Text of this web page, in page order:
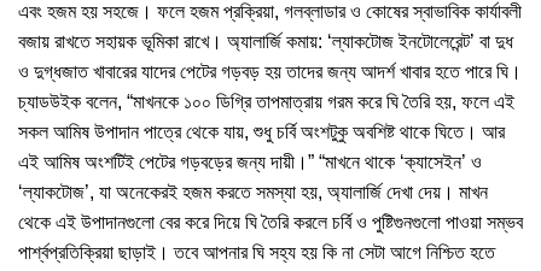
এবং হজম হয় সহজে। ফলে হজম প্রক্রিয়া, গলব্লাডার ও কোষের স্বাভাবিক কার্যাবলী
বজায় রাখতে সহায়ক ভূমিকা রাখে। অ্যালার্জি কমায়: ‘ল্যাকটোজ ইনটোলেরেন্ট’ বা দুধ
ও দুগ্ধজাত খাবারের যাদের পেটের গড়বড় হয় তাদের জন্য আদর্শ খাবার হতে পারে ঘি।
চ্যাডউইক বলেন, “মাখনকে ১০০ ডিগ্রি তাপমাত্রায় গরম করে ঘি তৈরি হয়, ফলে এই
সকল আমিষ উপাদান পাত্রে থেকে যায়, শুধু চর্বি অংশটুকু অবশিষ্ট থাকে ঘিতে। আর
এই আমিষ অংশটিই পেটের গড়বড়ের জন্য দায়ী।” “মাখনে থাকে ‘ক্যাসেইন’ ও
‘ল্যাকটোজ’, যা অনেকেরই হজম করতে সমস্যা হয়, অ্যালার্জি দেখা দেয়। মাখন
থেকে এই উপাদানগুলো বের করে দিয়ে ঘি তৈরি করলে চর্বি ও পুষ্টিগুনগুলো পাওয়া সম্ভব
পার্শ্বপ্রতিক্রিয়া ছাড়াই। তবে আপনার ঘি সহ্য হয় কি না সেটা আগে নিশ্চিত হতে